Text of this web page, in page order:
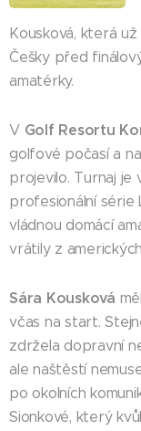
Kousková, která už
Češky před
amatérky.
V Golf Resortu
golfové počasí a
projevilo. Turnaj je
profesionální série
vládnou domácí
vrátily z
Sára Kousková
včas na start.
zdržela dopravní
ale naštěstí
po okolních
Sionkové, který